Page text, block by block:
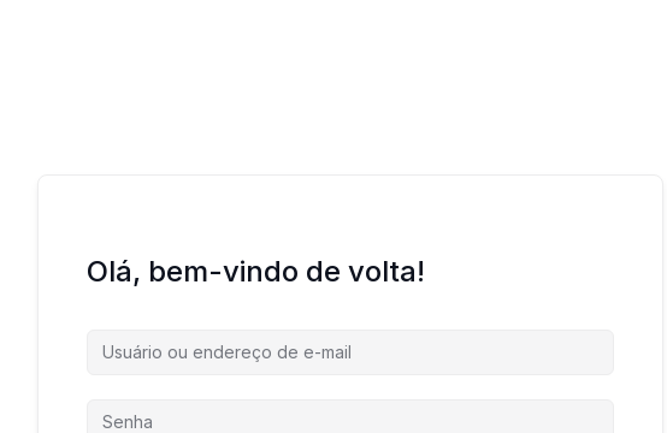
Olá, bem-vindo de volta!